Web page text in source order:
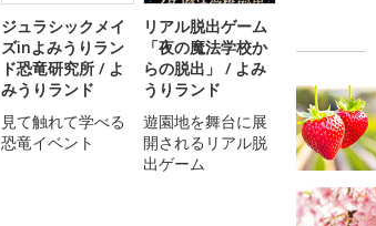
ジュラシックメイ
ズinよみうりラン
ド恐竜研究所 / よ
みうりランド
見て触れて学べる
恐竜イベント
リアル脱出ゲーム
「夜の魔法学校か
らの脱出」 / よみ
うりランド
遊園地を舞台に展
開されるリアル脱
出ゲーム